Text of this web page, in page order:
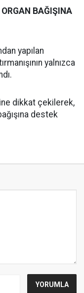
BAĞIŞINA
yapılan
yalnızca
dikkat çekilerek,
destek